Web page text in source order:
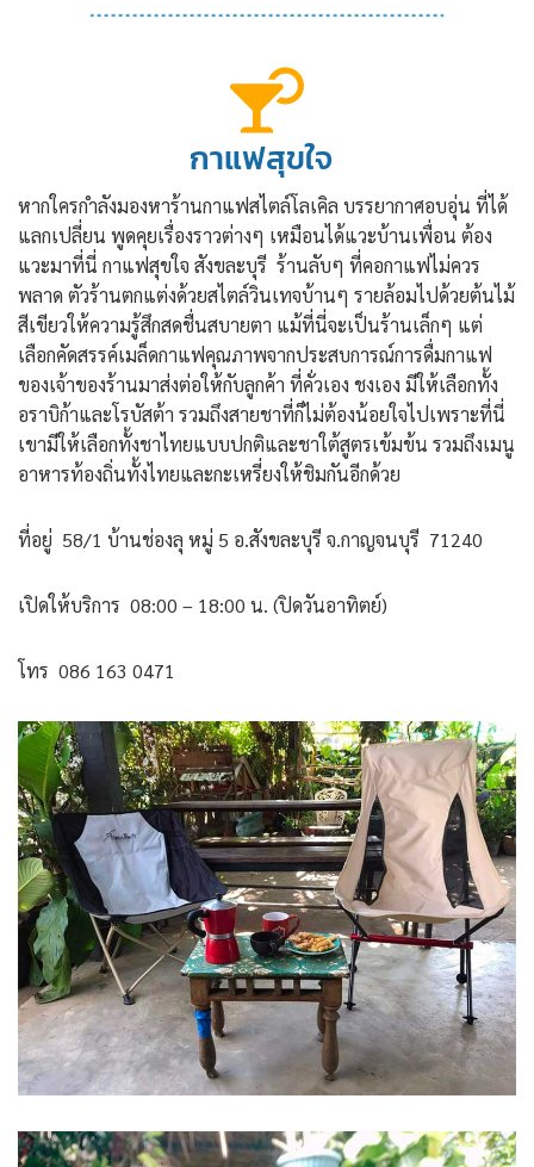
กาแฟสุขใจ
หากใครกำลังมองหาร้านกาแฟสไตล์โลเคิล บรรยากาศอบอุ่น ที่ได้
แลกเปลี่ยน พูดคุยเรื่องราวต่างๆ เหมือนได้แวะบ้านเพื่อน ต้อง
แวะมาที่นี่ กาแฟสุขใจ สังขละบุรี ร้านลับๆ ที่คอกาแฟไม่ควร
พลาด ตัวร้านตกแต่งด้วยสไตล์วินเทจบ้านๆ รายล้อมไปด้วยต้นไม้
สีเขียวให้ความรู้สึกสดชื่นสบายตา แม้ที่นี่จะเป็นร้านเล็กๆ แต่
เลือกคัดสรรค์เมล็ดกาแฟคุณภาพจากประสบการณ์การดื่มกาแฟ
ของเจ้าของร้านมาส่งต่อให้กับลูกค้า ที่คั่วเอง ชงเอง มีให้เลือกทั้ง
อราบิก้าและโรบัสต้า รวมถึงสายชาที่ก็ไม่ต้องน้อยใจไปเพราะที่นี่
เขามีให้เลือกทั้งชาไทยแบบปกติและชาใต้สูตรเข้มข้น รวมถึงเมนู
อาหารท้องถิ่นทั้งไทยและกะเหรี่ยงให้ชิมกันอีกด้วย
ที่อยู่ 58/1 บ้านช่องลุ หมู่ 5 อ.สังขละบุรี จ.กาญจนบุรี 71240
เปิดให้บริการ 08:00 – 18:00 น. (ปิดวันอาทิตย์)
โทร 086 163 0471